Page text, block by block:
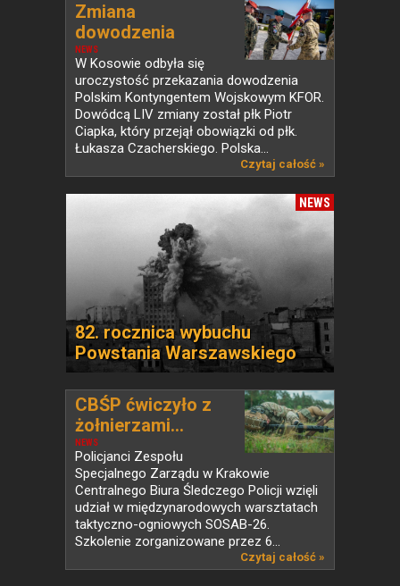
NEWS
Zmiana
dowodzenia
Polskim...
W Kosowie odbyła się
uroczystość przekazania dowodzenia
Polskim Kontyngentem Wojskowym KFOR.
Dowódcą LIV zmiany został płk Piotr
Ciapka, który przejął obowiązki od płk.
Łukasza Czacherskiego. Polska...
Czytaj całość »
NEWS
82. rocznica wybuchu
Powstania Warszawskiego
NEWS
CBŚP ćwiczyło z
żołnierzami...
Policjanci Zespołu
Specjalnego Zarządu w Krakowie
Centralnego Biura Śledczego Policji wzięli
udział w międzynarodowych warsztatach
taktyczno-ogniowych SOSAB-26.
Szkolenie zorganizowane przez 6...
Czytaj całość »